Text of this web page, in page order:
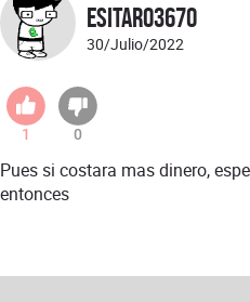
Esitaro3670
30/Julio/2022
1 0
Pues si costara mas dinero,
entonces